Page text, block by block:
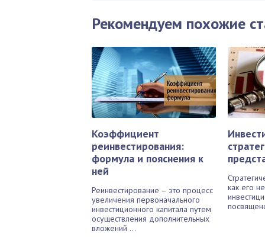
Рекомендуем похожие
Коэффициент
реинвестирования:
формула и пояснения к
ней
Реинвестирование – это процесс
увеличения первоначального
инвестиционного капитала путем
осуществления дополнительных
вложений ...
как его